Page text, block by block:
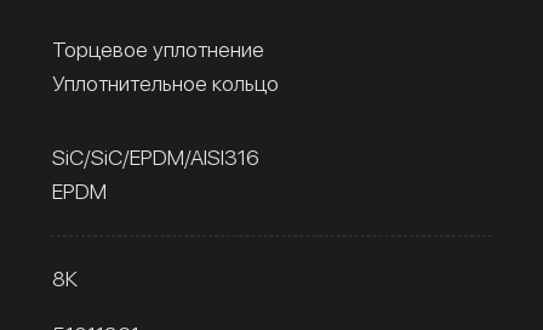
Торцевое уплотнение
Уплотнительное кольцо
SiC/SiC/EPDM/AISI316
EPDM
8К